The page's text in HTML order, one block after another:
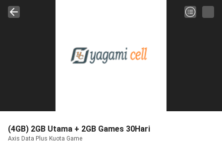
(4GB) 2GB Utama + 2GB Games 30Hari
Axis Data Plus Kuota Game